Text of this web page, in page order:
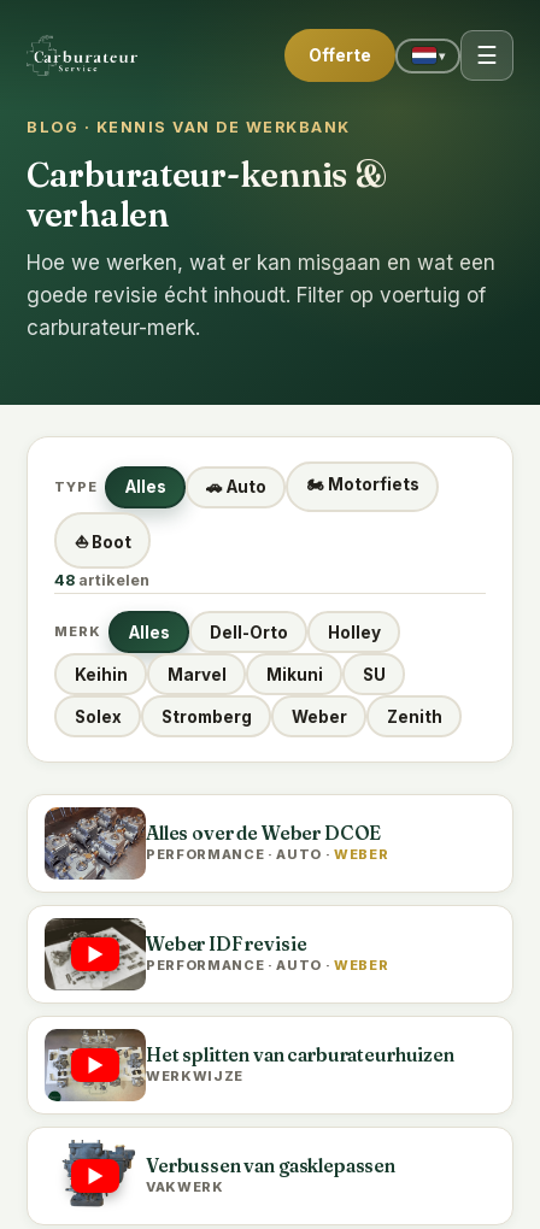
Offerte ▾ ☰
BLOG · KENNIS VAN DE WERKBANK
Carburateur-kennis &
verhalen
Hoe we werken, wat er kan misgaan en wat een
goede revisie écht inhoudt. Filter op voertuig of
carburateur-merk.
TYPE Alles 🚗 Auto 🏍️ Motorfiets
⛵ Boot
48 artikelen
MERK Alles Dell-Orto Holley
Keihin Marvel Mikuni SU
Solex Stromberg Weber Zenith
Alles over de Weber DCOE
PERFORMANCE · AUTO · WEBER
Weber IDF revisie
PERFORMANCE · AUTO · WEBER
Het splitten van carburateurhuizen
WERKWIJZE
Verbussen van gasklepassen
VAKWERK